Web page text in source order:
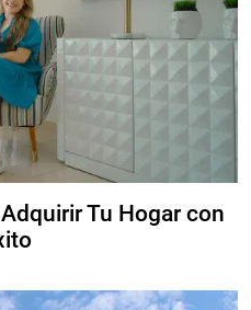
Tu Hogar con